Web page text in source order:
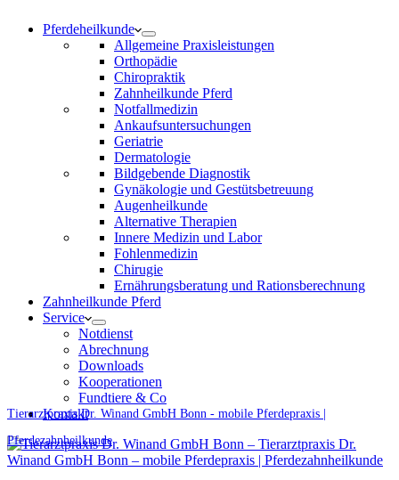
Pferdeheilkunde
Allgemeine Praxisleistungen
Orthopädie
Chiropraktik
Zahnheilkunde Pferd
Notfallmedizin
Ankaufsuntersuchungen
Geriatrie
Dermatologie
Bildgebende Diagnostik
Gynäkologie und Gestütsbetreuung
Augenheilkunde
Alternative Therapien
Innere Medizin und Labor
Fohlenmedizin
Chirugie
Ernährungsberatung und Rationsberechnung
Zahnheilkunde Pferd
Service
Notdienst
Abrechnung
Downloads
Kooperationen
Fundtiere & Co
Kontakt
Tierarztpraxis Dr. Winand GmbH Bonn - mobile Pferdepraxis |
Pferdezahnheilkunde